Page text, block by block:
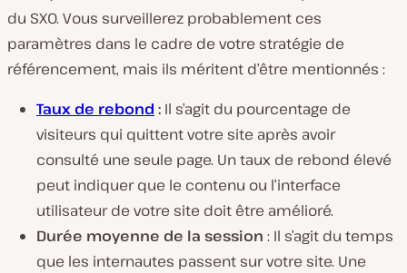
du SXO. Vous surveillerez probablement ces
paramètres dans le cadre de votre stratégie de
référencement, mais ils méritent d’être mentionnés :
Taux de rebond : Il s’agit du pourcentage de
visiteurs qui quittent votre site après avoir
consulté une seule page. Un taux de rebond élevé
peut indiquer que le contenu ou l’interface
utilisateur de votre site doit être amélioré.
Durée moyenne de la session : Il s’agit du temps
que les internautes passent sur votre site. Une